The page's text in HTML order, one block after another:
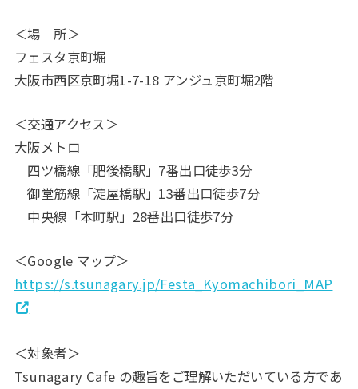
＜場 所＞
フェスタ京町堀
大阪市西区京町堀1-7-18 アンジュ京町堀2階
＜交通アクセス＞
大阪メトロ
四ツ橋線「肥後橋駅」7番出口徒歩3分
御堂筋線「淀屋橋駅」13番出口徒歩7分
中央線「本町駅」28番出口徒歩7分
＜Google マップ＞
https://s.tsunagary.jp/Festa_Kyomachibori_MAP
＜対象者＞
Tsunagary Cafe の趣旨をご理解いただいている方であ